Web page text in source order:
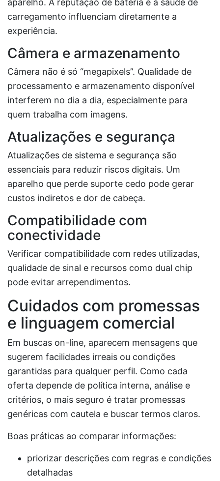
aparelho. A reputação de bateria e a saúde de
carregamento influenciam diretamente a
experiência.
Câmera e armazenamento
Câmera não é só “megapixels”. Qualidade de
processamento e armazenamento disponível
interferem no dia a dia, especialmente para
quem trabalha com imagens.
Atualizações e segurança
Atualizações de sistema e segurança são
essenciais para reduzir riscos digitais. Um
aparelho que perde suporte cedo pode gerar
custos indiretos e dor de cabeça.
Compatibilidade com
conectividade
Verificar compatibilidade com redes utilizadas,
qualidade de sinal e recursos como dual chip
pode evitar arrependimentos.
Cuidados com promessas
e linguagem comercial
Em buscas on-line, aparecem mensagens que
sugerem facilidades irreais ou condições
garantidas para qualquer perfil. Como cada
oferta depende de política interna, análise e
critérios, o mais seguro é tratar promessas
genéricas com cautela e buscar termos claros.
Boas práticas ao comparar informações:
priorizar descrições com regras e condições
detalhadas